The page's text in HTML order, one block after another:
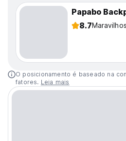
8.7
O posicionamento é baseado na
fatores. Leia mais